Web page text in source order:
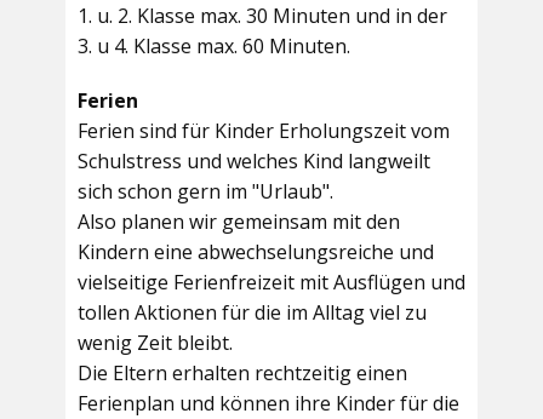
1. u. 2. Klasse max. 30 Minuten und in der
3. u 4. Klasse max. 60 Minuten.
Ferien
Ferien sind für Kinder Erholungszeit vom
Schulstress und welches Kind langweilt
sich schon gern im "Urlaub".
Also planen wir gemeinsam mit den
Kindern eine abwechselungsreiche und
vielseitige Ferienfreizeit mit Ausflügen und
tollen Aktionen für die im Alltag viel zu
wenig Zeit bleibt.
Die Eltern erhalten rechtzeitig einen
Ferienplan und können ihre Kinder für die